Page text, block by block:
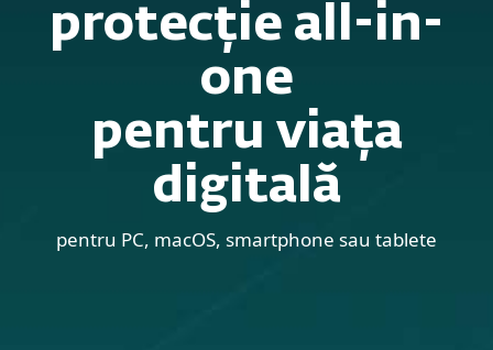
protecție all-in-
one
pentru viața
digitală
pentru PC, macOS, smartphone sau tablete